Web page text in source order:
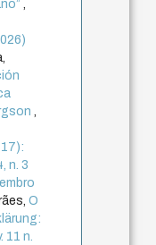
,
,
n. 3
O
11 n.